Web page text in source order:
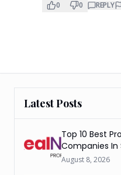
0 0 REPLY
Latest Posts
Top 10 Best
Companies In
August 8, 2026